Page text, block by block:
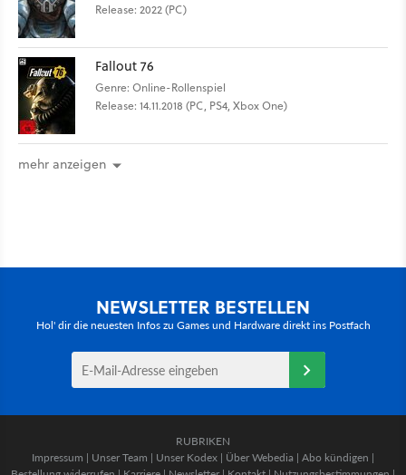
Release: 2022 (PC)
Fallout 76
Genre: Online-Rollenspiel
Release: 14.11.2018 (PC, PS4, Xbox One)
mehr anzeigen
NEWSLETTER BESTELLEN
Hol' dir die neuesten Infos zu Games und Hardware direkt ins Postfach
RUBRIKEN
Impressum | Unser Team | Unser Kodex | Über Webedia | Abo kündigen |